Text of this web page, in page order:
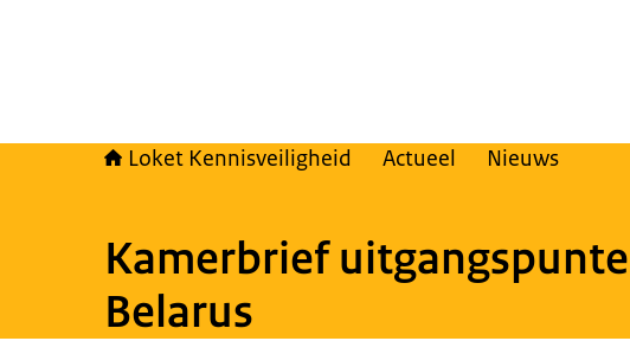
Loket Kennisveiligheid Actueel Nieuws
Kamerbrief
Belarus